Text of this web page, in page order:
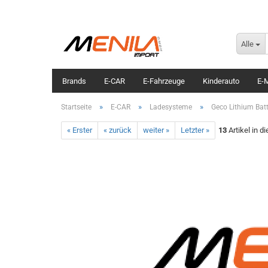
Alle
Brands E-CAR E-Fahrzeuge Kinderauto E-
Startseite » E-CAR » Ladesysteme » Geco Lithium
« Erster « zurück weiter » Letzter » 13 Artikel in